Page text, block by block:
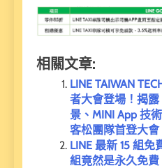
相關文章:
LINE TAIWAN
者大會登場！揭露
景、MINI App 技
客松團隊首登大會
LINE 最新 15 組
組竟然是永久免費